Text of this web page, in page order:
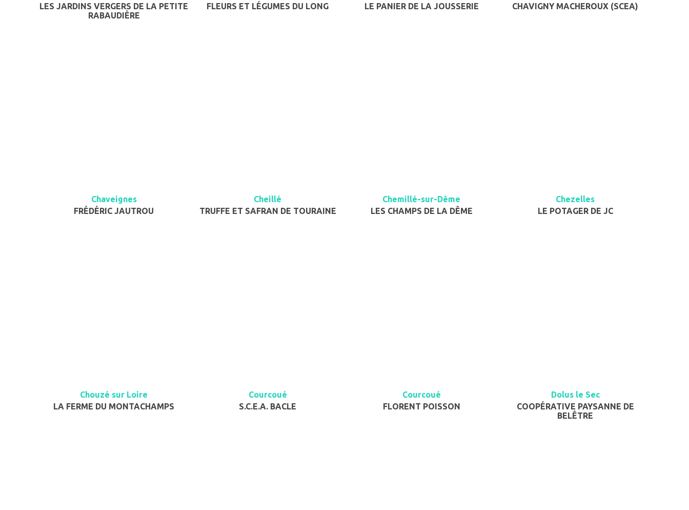
LES JARDINS VERGERS DE LA PETITE
RABAUDIÈRE
FLEURS ET LÉGUMES DU LONG
LE PANIER DE LA JOUSSERIE
CHAVIGNY MACHEROUX (SCEA)
Chaveignes
FRÉDÉRIC JAUTROU
Cheillé
TRUFFE ET SAFRAN DE TOURAINE
Chemillé-sur-Dême
LES CHAMPS DE LA DÊME
Chezelles
LE POTAGER DE JC
Chouzé sur Loire
LA FERME DU MONTACHAMPS
Courcoué
S.C.E.A. BACLE
Courcoué
FLORENT POISSON
Dolus le Sec
COOPÉRATIVE PAYSANNE DE
BELÊTRE